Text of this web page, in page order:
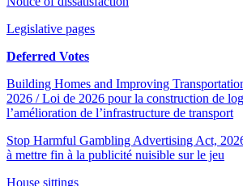
Legislative pages
Deferred Votes
Building Homes and Improving
2026 / Loi de 2026 pour la construction de
l’amélioration de l’infrastructure de transport
Stop Harmful Gambling Advertising Act,
à mettre fin à la publicité nuisible sur le jeu
House sittings